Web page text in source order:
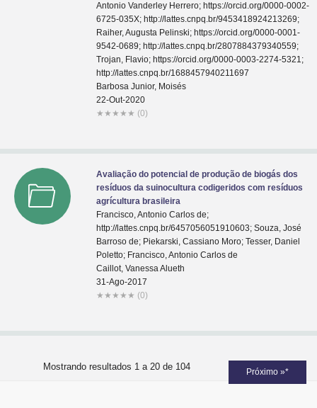
Antonio Vanderley Herrero; https://orcid.org/0000-0002-
6725-035X; http://lattes.cnpq.br/9453418924213269;
Raiher, Augusta Pelinski; https://orcid.org/0000-0001-
9542-0689; http://lattes.cnpq.br/2807884379340559;
Trojan, Flavio; https://orcid.org/0000-0003-2274-5321;
http://lattes.cnpq.br/1688457940211697
Barbosa Junior, Moisés
22-Out-2020
★ ★ ★ ★ ★ (0)
Avaliação do potencial de produção de biogás dos
resíduos da suinocultura codigeridos com resíduos
agrícultura brasileira
Francisco, Antonio Carlos de;
http://lattes.cnpq.br/6457056051910603; Souza, José
Barroso de; Piekarski, Cassiano Moro; Tesser, Daniel
Poletto; Francisco, Antonio Carlos de
Caillot, Vanessa Alueth
31-Ago-2017
★ ★ ★ ★ ★ (0)
Mostrando resultados 1 a 20 de 104 Próximo »*